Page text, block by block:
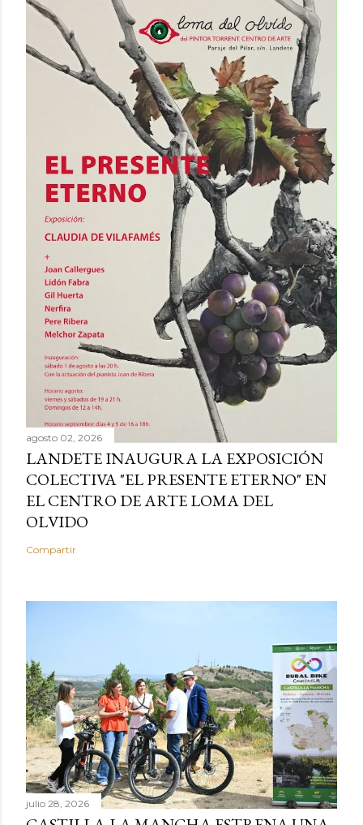
agosto 02, 2026
LANDETE INAUGURA LA EXPOSICIÓN
COLECTIVA "EL PRESENTE ETERNO" EN
EL CENTRO DE ARTE LOMA DEL
OLVIDO
Compartir
julio 28, 2026